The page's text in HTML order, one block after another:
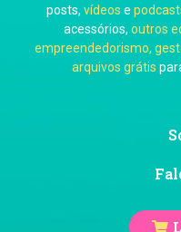
Ju
posts, vídeos e
acessórios, outros
empreendedorismo,
arquivos grátis